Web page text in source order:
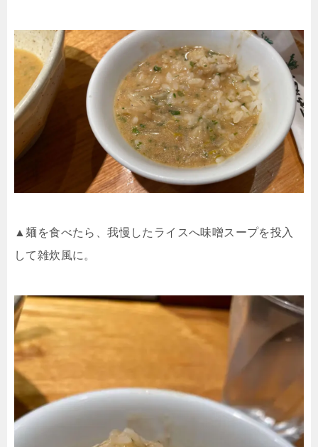
▲麺を食べたら、我慢したライスへ味噌スープを投入
して雑炊風に。